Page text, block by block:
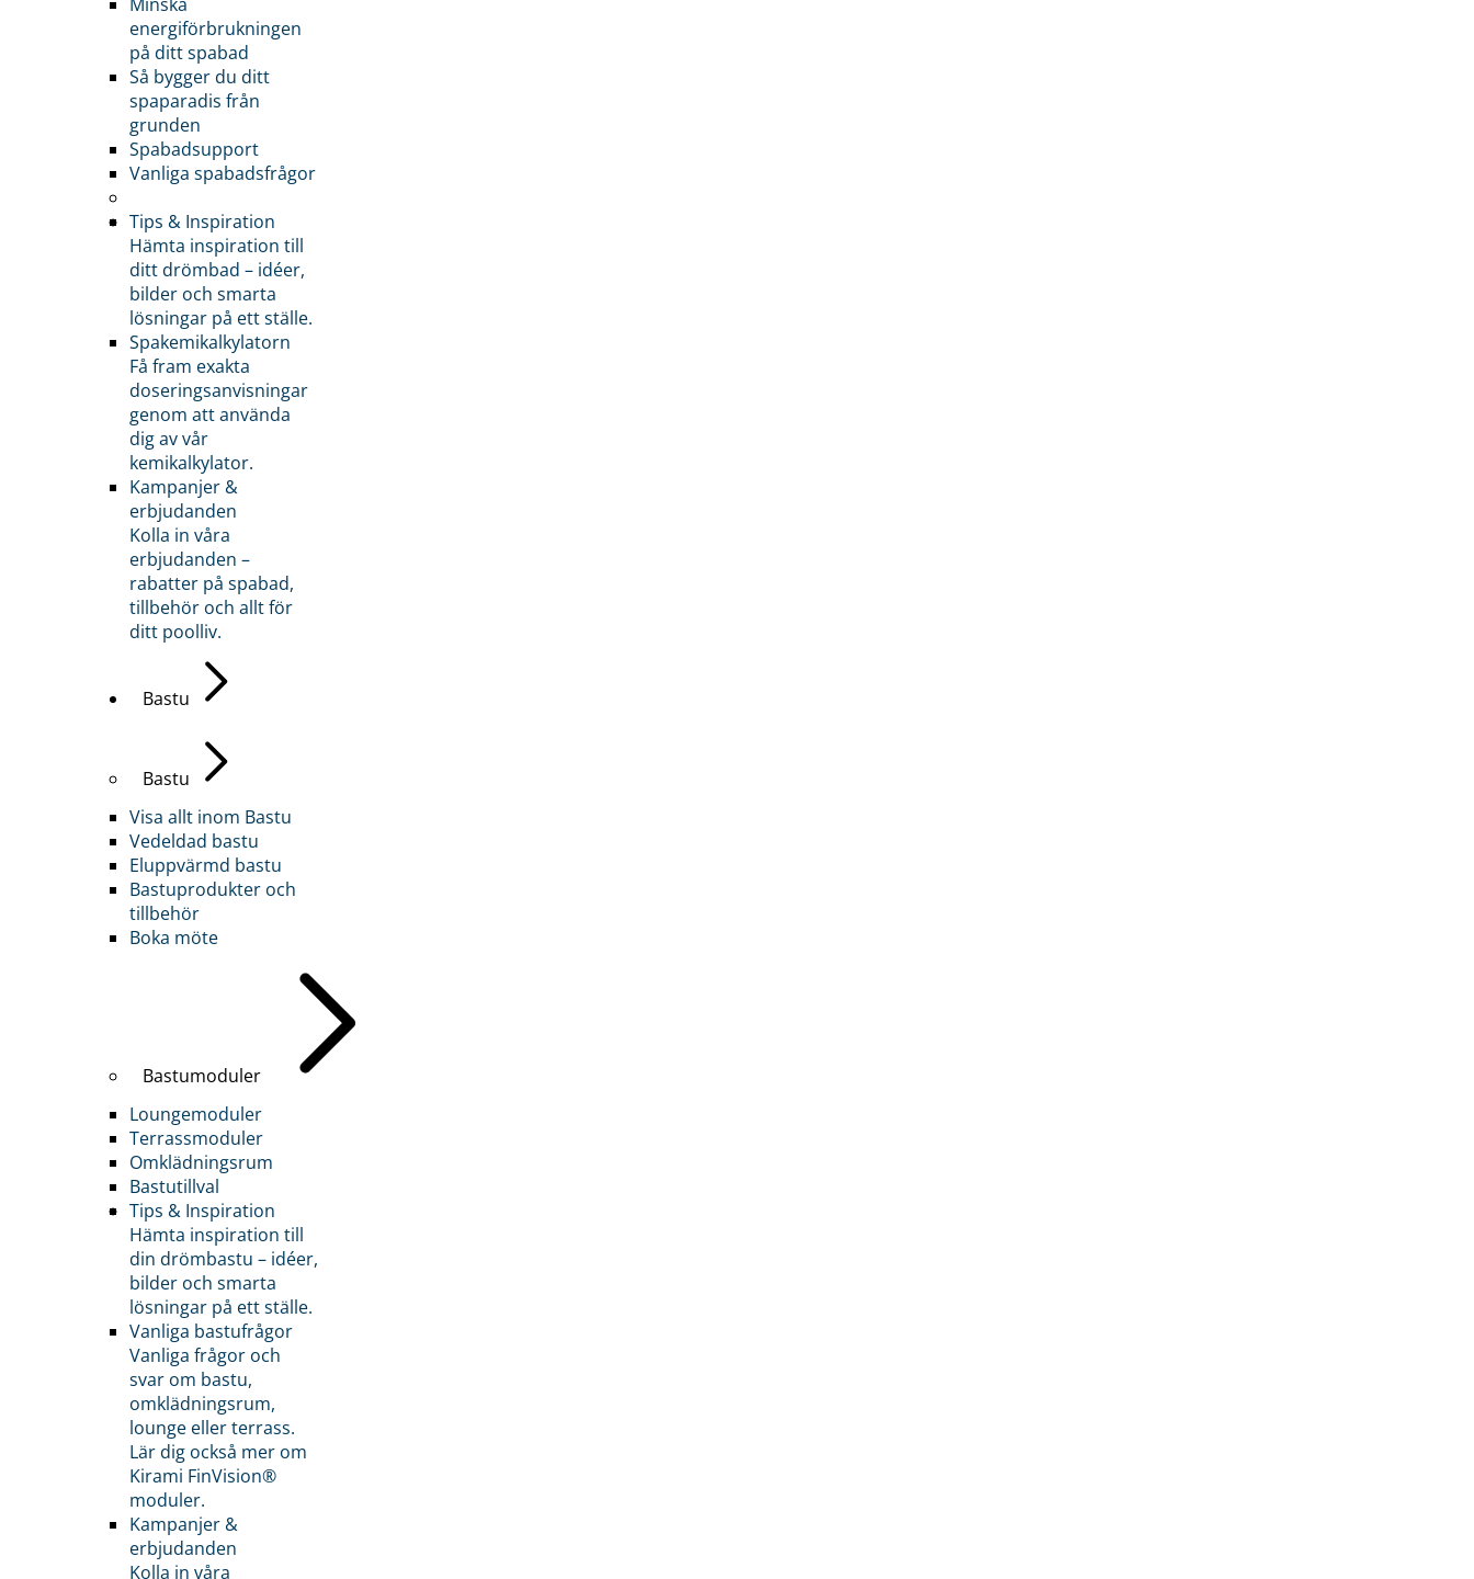
energiförbrukningen
på ditt spabad
Så bygger du ditt
spaparadis från
grunden
Spabadsupport
Vanliga spabadsfrågor
Tips & Inspiration
Hämta inspiration till
ditt drömbad – idéer,
bilder och smarta
lösningar på ett ställe.
Spakemikalkylatorn
Få fram exakta
doseringsanvisningar
genom att använda
dig av vår
kemikalkylator.
Kampanjer &
erbjudanden
Kolla in våra
erbjudanden –
rabatter på spabad,
tillbehör och allt för
ditt poolliv.
Bastu
Bastu
Visa allt inom Bastu
Vedeldad bastu
Eluppvärmd bastu
Bastuprodukter och
tillbehör
Boka möte
Bastumoduler
Loungemoduler
Terrassmoduler
Omklädningsrum
Bastutillval
Tips & Inspiration
Hämta inspiration till
din drömbastu – idéer,
bilder och smarta
lösningar på ett ställe.
Vanliga bastufrågor
Vanliga frågor och
svar om bastu,
omklädningsrum,
lounge eller terrass.
Lär dig också mer om
Kirami FinVision®
moduler.
Kampanjer &
erbjudanden
Kolla in våra